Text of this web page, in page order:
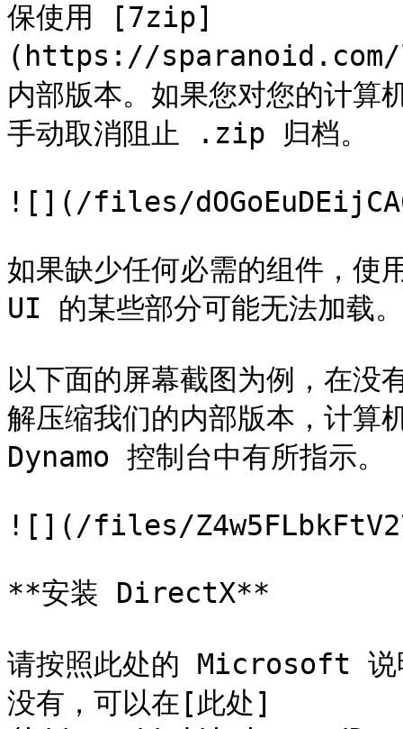
保使用 [7zip]
(https://sparanoid.com/
内部版本。如果您对您的计
手动取消阻止 .zip 归档。
![](/files/
如果缺少任何必需的组件，使
UI 的某些部分可能无法加载。
以下面的屏幕截图为例，在
解压缩我们的内部版本，计算
Dynamo 控制台中有所指示。
![](/files/
**安装 DirectX**
请按照此处的 Microsoft 说
没有，可以在[此处]